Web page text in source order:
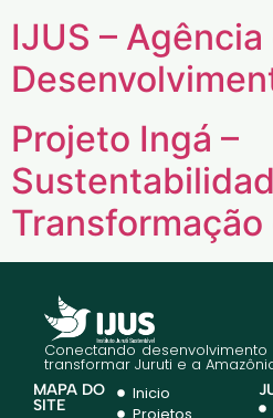
IJUS – Agência
Projeto Ingá –
Conectando
transformar Juruti e a
MAPA DO
SITE
Inicio